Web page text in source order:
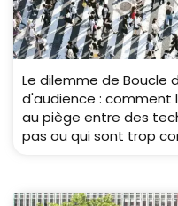
Le dilemme de Boucle
d'audience : comment
au piège entre des
pas ou qui sont trop